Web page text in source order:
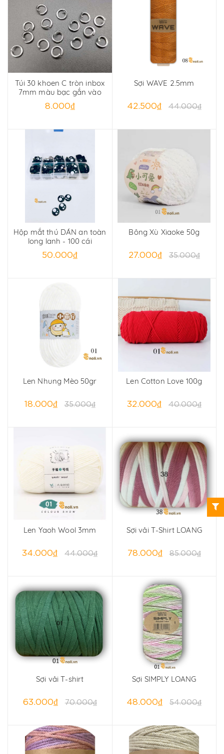
Túi 30 khoen C tròn inbox
7mm màu bạc gắn vào
móc khoá
8.000₫
Sợi WAVE 2.5mm
42.500₫ 44.000₫
Hộp mắt thú DÁN an toàn
long lanh - 100 cái
50.000₫
Bông Xù Xiaoke 50g
27.000₫ 35.000₫
Len Nhung Mèo 50gr
18.000₫ 35.000₫
Len Cotton Love 100g
32.000₫ 40.000₫
Len Yaoh Wool 3mm
34.000₫ 44.000₫
Sợi vải T-Shirt LOANG
78.000₫ 85.000₫
Sợi vải T-shirt
63.000₫ 70.000₫
Sợi SIMPLY LOANG
48.000₫ 54.000₫